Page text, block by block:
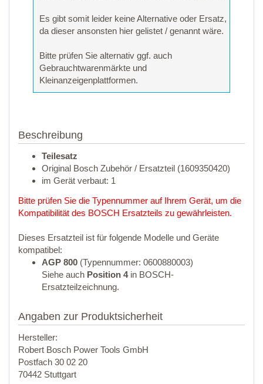
Es gibt somit leider keine Alternative oder Ersatz,
da dieser ansonsten hier gelistet / genannt wäre.
Bitte prüfen Sie alternativ ggf. auch
Gebrauchtwarenmärkte und
Kleinanzeigenplattformen.
Beschreibung
Teilesatz
Original Bosch Zubehör / Ersatzteil (1609350420)
im Gerät verbaut: 1
Bitte prüfen Sie die Typennummer auf Ihrem Gerät, um die
Kompatibilität des BOSCH Ersatzteils zu gewährleisten.
Dieses Ersatzteil ist für folgende Modelle und Geräte
kompatibel:
AGP 800 (Typennummer: 0600880003)
Siehe auch Position 4in BOSCH-
Ersatzteilzeichnung.
Angaben zur Produktsicherheit
Hersteller:
Robert Bosch Power Tools GmbH
Postfach 30 02 20
70442 Stuttgart